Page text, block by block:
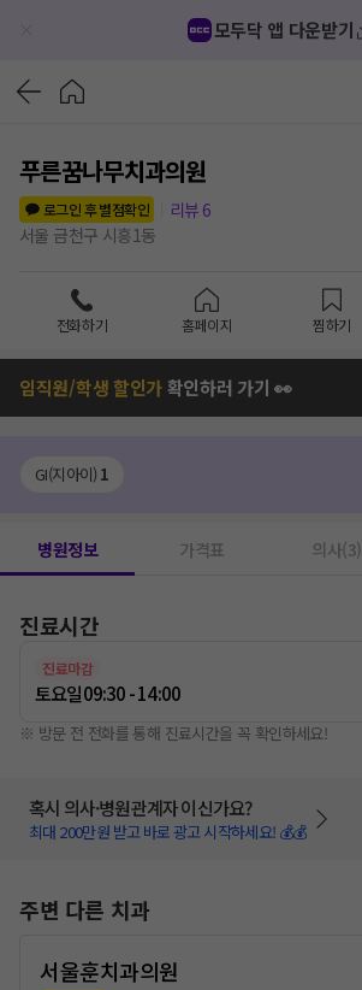
모두닥 앱 다운받기
푸른꿈나무치과의원
로그인 후 별점확인
리뷰 6
서울 금천구 시흥1동
전화하기 홈페이지 찜하기
임직원/학생 할인가확인하러 가기 👀
GI(지아이) 1
병원정보 가격표 의사(3)
진료시간
진료마감
토요일09:30 - 14:00
※ 방문 전 전화를 통해 진료시간을 꼭 확인하세요!
혹시 의사·병원관계자 이신가요?
최대 200만원 받고 바로 광고 시작하세요! 💰💰
주변 다른 치과
서울훈치과의원